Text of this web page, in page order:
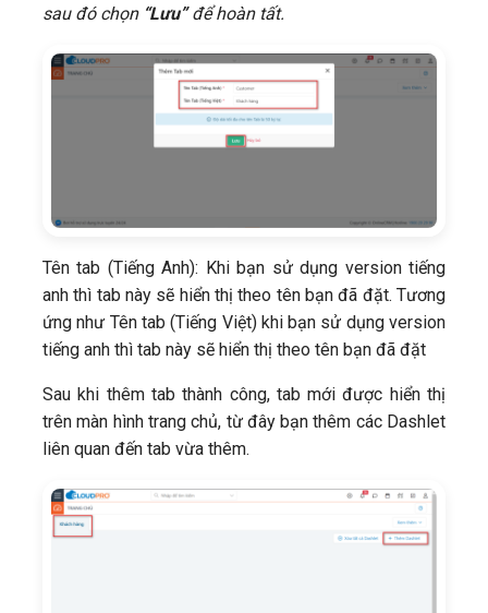
sau đó chọn “Lưu”để hoàn tất.
Tên tab (Tiếng Anh): Khi bạn sử dụng version tiếng
anh thì tab này sẽ hiển thị theo tên bạn đã đặt. Tương
ứng như Tên tab (Tiếng Việt) khi bạn sử dụng version
tiếng anh thì tab này sẽ hiển thị theo tên bạn đã đặt
Sau khi thêm tab thành công, tab mới được hiển thị
trên màn hình trang chủ, từ đây bạn thêm các Dashlet
liên quan đến tab vừa thêm.